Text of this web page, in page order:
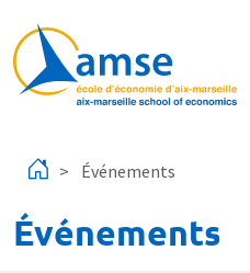
Événements
Événements